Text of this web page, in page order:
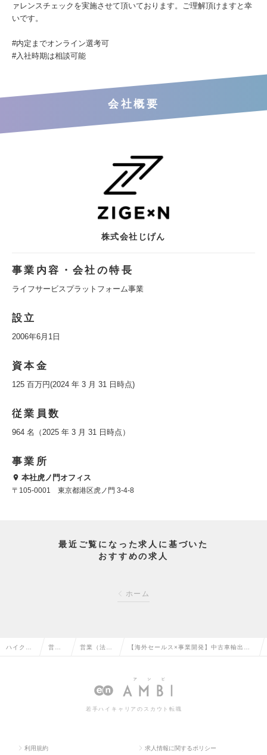
ァレンスチェックを実施させて頂いております。ご理解頂けますと幸
いです。
#内定までオンライン選考可
#入社時期は相談可能
会社概要
株式会社じげん
事業内容・会社の特長
ライフサービスプラットフォーム事業
設立
2006年6月1日
資本金
125 百万円(2024 年 3 月 31 日時点)
従業員数
964 名（2025 年 3 月 31 日時点）
事業所
本社虎ノ門オフィス
〒105-0001 東京都港区虎ノ門 3-4-8
最近ご覧になった求人に基づいた
おすすめの求人
ホーム
ハイクラ 営業 営業（法人 【海外セールス×事業開発】中古車輸出プ
情報
若手ハイキャリアのスカウト転職
利用規約 求人情報に関するポリシー